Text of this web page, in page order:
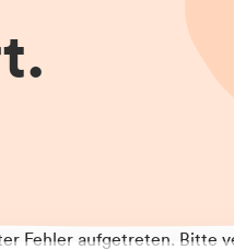
Fehler aufgetreten. Bitte